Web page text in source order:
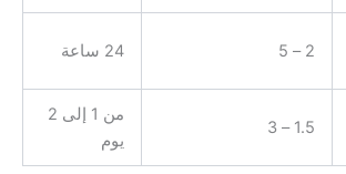
2 – 5 24 ساعة
1.5 – 3
من 1 إلى 2
يوم